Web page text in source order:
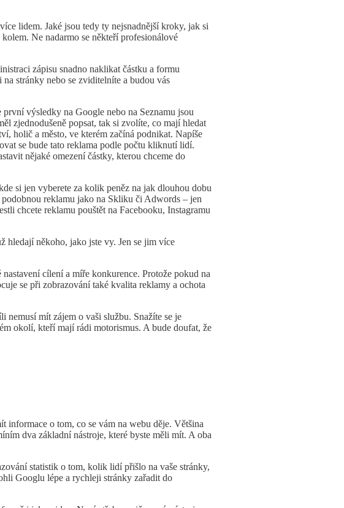
lidem. Jaké jsou tedy ty nejsnadnější kroky, jak si
Ne nadarmo se někteří profesionálové
zápisu snadno naklikat částku a formu
stránky nebo se zviditelníte a budou vás
výsledky na Google nebo na Seznamu jsou
zjednodušeně popsat, tak si zvolíte, co mají hledat
holič a město, ve kterém začíná podnikat. Napíše
se bude tato reklama podle počtu kliknutí lidí.
nějaké omezení částky, kterou chceme do
si jen vyberete za kolik peněz na jak dlouhou dobu
reklamu jako na Skliku či Adwords – jen
chcete reklamu pouštět na Facebooku, Instagramu
hledají někoho, jako jste vy. Jen se jim více
cílení a míře konkurence. Protože pokud na
se při zobrazování také kvalita reklamy a ochota
nemusí mít zájem o vaši službu. Snažíte se je
okolí, kteří mají rádi motorismus. A bude doufat, že
informace o tom, co se vám na webu děje. Většina
dva základní nástroje, které byste měli mít. A oba
statistik o tom, kolik lidí přišlo na vaše stránky,
Googlu lépe a rychleji stránky zařadit do